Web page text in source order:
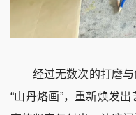
经过无数次的打磨与
“山丹烙画”，重新焕发